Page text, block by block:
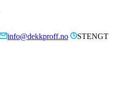
info@dekkproff.no
STENGT